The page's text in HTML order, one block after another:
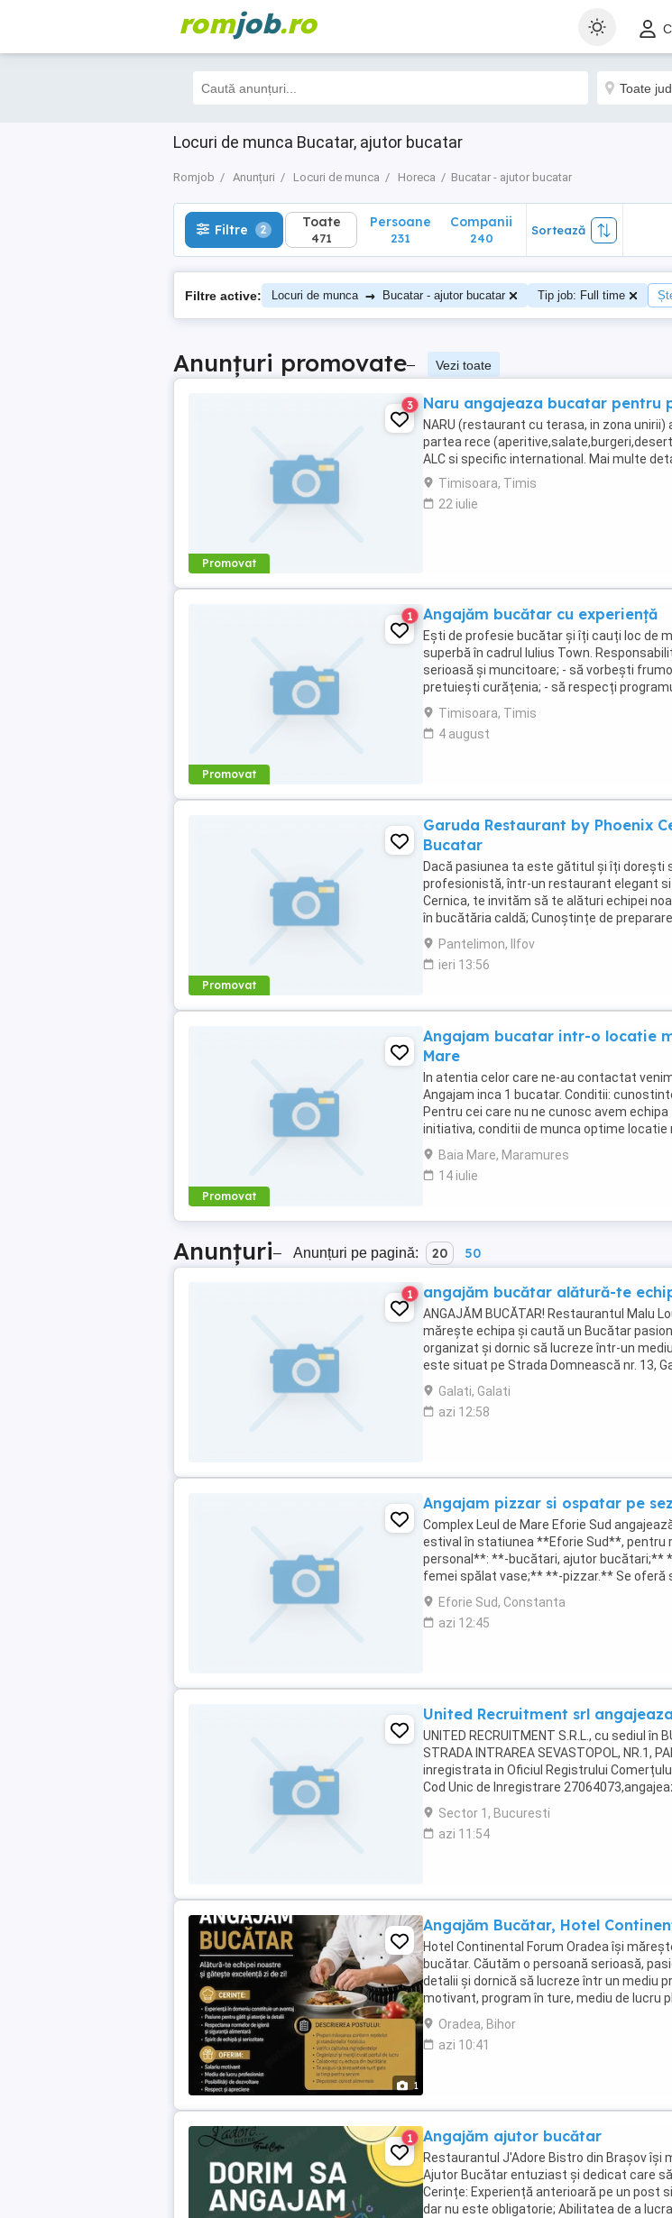
romjob.ro
Locuri de munca Bucatar, ajutor bucatar
Romjob Anunțuri Locuri de munca Horeca Bucatar - ajutor bucatar
Filtre 2 Toate
471
Filtre 2 Toate
471
Persoane
231
Companii
240
Sortează
Filtre active: Locuri de munca → Bucatar - ajutor bucatar Tip job: Full time
Anunțuri promovate– Vezi toate
Promovat
3 Naru angajeaza bucatar pentru
NARU (restaurant cu terasa, in zona
partea rece
ALC si specific international. Mai multe
Timisoara, Timis
22 iulie
Promovat
1 Angajăm bucătar cu experiență
Ești de profesie bucătar și îți cauți loc de
superbă în cadrul Iulius Town.
serioasă și muncitoare; - să vorbești
pretuiești curățenia; - să respecți
salariul este fix + bonusuri; - ...
Timisoara, Timis
4 august
Promovat
Garuda Restaurant by Phoenix
Bucatar
Dacă pasiunea ta este gătitul și îți dorești
profesionistă, într-un restaurant elegant
Cernica, te invităm să te alături echipei
în bucătăria caldă; Cunoștințe de
la carte; ...
Pantelimon, Ilfov
ieri 13:56
Promovat
Angajam bucatar intr-o locatie
Mare
In atentia celor care ne-au contactat
Angajam inca 1 bucatar. Conditii:
Pentru cei care nu ne cunosc avem
initiativa, conditii de munca optime locatie
multumim si va asteptam in echipa ...
Baia Mare, Maramures
14 iulie
Anunțuri– Anunțuri pe pagină: 20 50
1 angajăm bucătar alătură-te
ANGAJĂM BUCĂTAR! Restaurantul Malu
mărește echipa și caută un Bucătar
organizat și dornic să lucreze într-un
este situat pe Strada Domnească nr. 13,
domeniu constituie avantaj ...
Galati, Galati
azi 12:58
Angajam pizzar si ospatar pe
Complex Leul de Mare Eforie Sud
estival în statiunea **Eforie Sud**, pentru
personal**: **-bucătari, ajutor bucătari;**
femei spălat vase;** **-pizzar.** Se oferă
contract de muncă, cazare si masă. ...
Eforie Sud, Constanta
azi 12:45
United Recruitment srl angajeaza
UNITED RECRUITMENT S.R.L., cu sediul în
STRADA INTRAREA SEVASTOPOL, NR.1,
inregistrata in Oficiul Registrului
Cod Unic de Inregistrare
SERVICIU- COD COR 911201 1 post AJUTOR
Sector 1, Bucuresti
azi 11:54
1
Angajăm Bucătar, Hotel
Hotel Continental Forum Oradea își
bucătar. Căutăm o persoană serioasă,
detalii și dornică să lucreze într un mediu
motivant, program în ture, mediu de lucru
dezvoltare. Pentru mai multe ...
Oradea, Bihor
azi 10:41
1 Angajăm ajutor bucătar
Restaurantul J'Adore Bistro din Brașov își
Ajutor Bucătar entuziast și dedicat care
Cerințe: Experiență anterioară pe un post
dar nu este obligatorie; Abilitatea de a